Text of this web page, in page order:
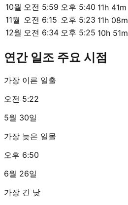
10월 오전 5:59 오후 5:40 11h 41m
11월 오전 6:15 오후 5:23 11h 08m
12월 오전 6:34 오후 5:25 10h 51m
연간 일조 주요 시점
가장 이른 일출
오전 5:22
5월 30일
가장 늦은 일몰
오후 6:50
6월 26일
가장 긴 낮